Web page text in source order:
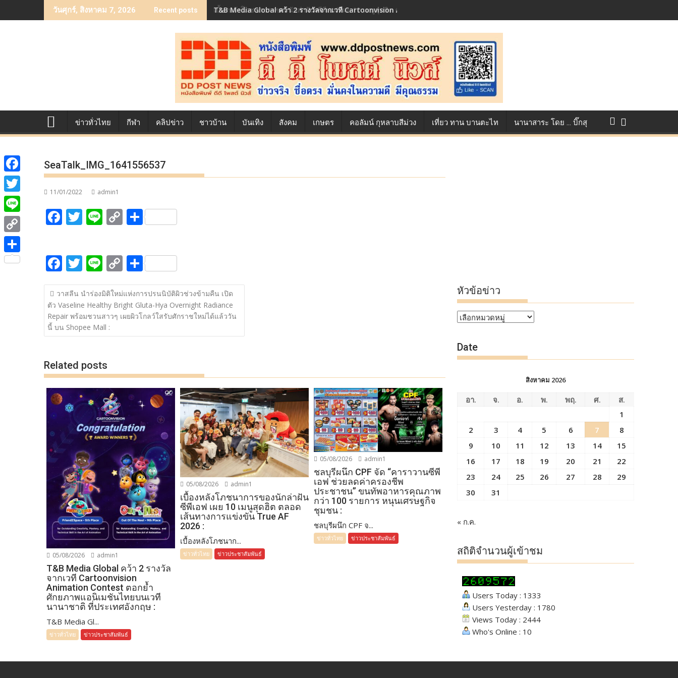
to
วันศุกร์, สิงหาคม 7, 2026 Recent posts เบื้องหลังโภชนาการของนักล่าฝัน ซีพีเอฟ เผย 10 เมนูสุดฮิต ตลอดเส้นทางการแข่งขัน True AF 2026 :
ข่าวทั่วไทย กีฬา คลิปข่าว ชาวบ้าน บันเทิง สังคม เกษตร คอลัมน์ กุหลาบสีม่วง เที่ยว ทาน บานตะไท นานาสาระ โดย … บิ๊กสุ
SeaTalk_IMG_1641556537
11/01/2022 admin1
F
ac
b
o
o
k
T
w
er
Li
n
C
o
y
Li
n
k
S
h
e
F
ac
e
b
o
o
k
T
w
itt
er
Li
n
e
C
o
p
y
n
S
h
ar
e
แนะแนว
เรื่อง
วาสลีน นำร่องมิติใหม่แห่งการปรนนิบัติผิวช่วงข้ามคืน เปิด
ตัว Vaseline Healthy Bright Gluta-Hya Overnight Radiance
Repair พร้อมชวนสาวๆ เผยผิวโกลว์ใสรับศักราชใหม่ได้แล้ววัน
นี้ บน Shopee Mall :
Related posts
05/08/2026 admin1
T&B Media Global คว้า 2 รางวัล
จากเวที Cartoonvision
Animation Contest ตอกย้ำ
ศักยภาพแอนิเมชันไทยบนเวที
นานาชาติ ที่ประเทศอังกฤษ :
T&B Media Gl...
ข่าวทั่วไทย ข่าวประชาสัมพันธ์
05/08/2026 admin1
เบื้องหลังโภชนาการของนักล่าฝัน
ซีพีเอฟ เผย 10 เมนูสุดฮิต ตลอด
เส้นทางการแข่งขัน True AF
2026 :
เบื้องหลังโภชนาก...
ข่าวทั่วไทย ข่าวประชาสัมพันธ์
05/08/2026 admin1
ชลบุรีผนึก CPF จัด “คาราวานซีพี
เอฟ ช่วยลดค่าครองชีพ
ประชาชน” ขนทัพอาหารคุณภาพ
กว่า 100 รายการ หนุนเศรษฐกิจ
ชุมชน :
ชลบุรีผนึก CPF จ...
ข่าวทั่วไทย ข่าวประชาสัมพันธ์
หัวข้อข่าว
หัวข้อ
Date
สิงหาคม 2026
อา. จ. อ. พ. พฤ. ศ.
ส.
1
2
3 4 5 6 7
8
9
10 11 12 13 14
15
16
17 18 19 20 21
22
23
24 25 26 27 28
29
30
31
« ก.ค.
สถิติจำนวนผู้เข้าชม
Users Today : 1333
Users Yesterday : 1780
Views Today : 2444
Who's Online : 10
F
a
c
e
b
o
T
w
i
t
t
L
i
n
C
o
S